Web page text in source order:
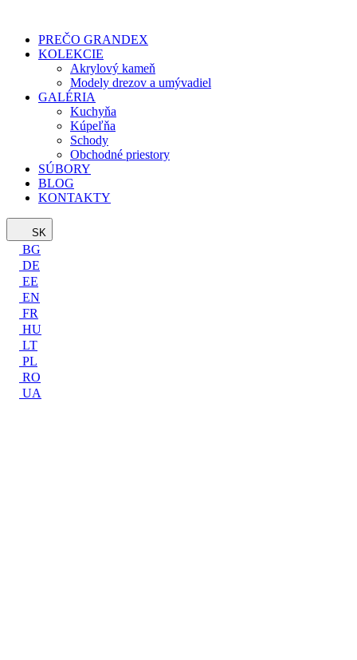
PREČO GRANDEX
KOLEKCIE
Akrylový kameň
Modely drezov a umývadiel
GALÉRIA
Kuchyňa
Kúpeľňa
Schody
Obchodné priestory
SÚBORY
BLOG
KONTAKTY
SK
BG
DE
EE
EN
FR
HU
LT
PL
RO
UA